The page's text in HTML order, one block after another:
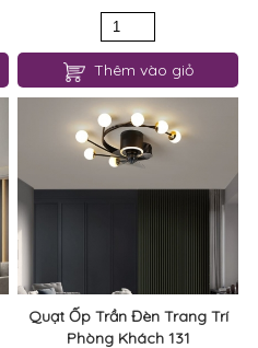
Thêm vào giỏ
Quạt Ốp Trần Đèn Trang Trí
Phòng Khách 131